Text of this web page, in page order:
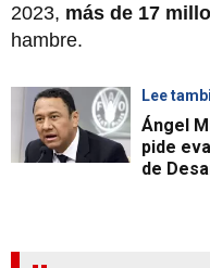
2023, más de 17
hambre.
Lee
Ángel
pide
de